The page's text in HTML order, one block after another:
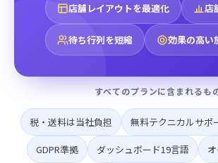
店舗レイアウトを最適化 店
待ち行列を短縮 効果の高い
すべてのプランに含まれるも
税・送料は当社負担 無料テクニカルサポ
GDPR準拠 ダッシュボード19言語